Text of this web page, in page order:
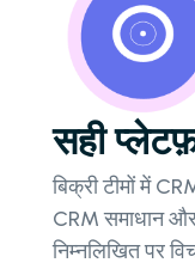
सही
बिक्री टीमों में
CRM समाधान
निम्नलिखित पर